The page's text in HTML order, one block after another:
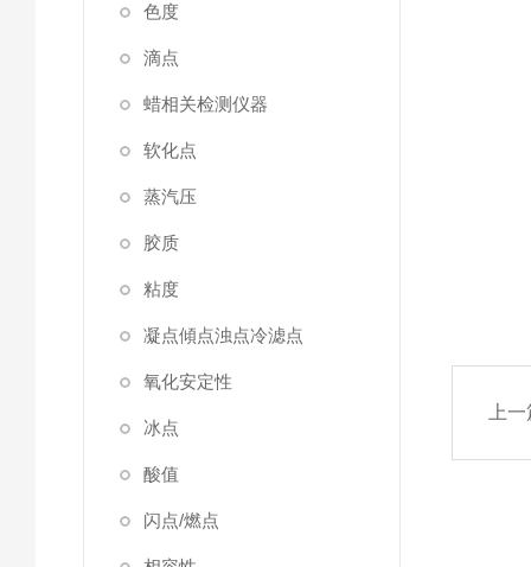
色度
滴点
蜡相关检测仪器
软化点
蒸汽压
胶质
粘度
凝点傾点浊点冷滤点
氧化安定性
冰点
酸值
闪点/燃点
上